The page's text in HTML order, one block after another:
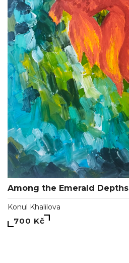
Among the Emerald Depths
Konul Khalilova
700 Kč